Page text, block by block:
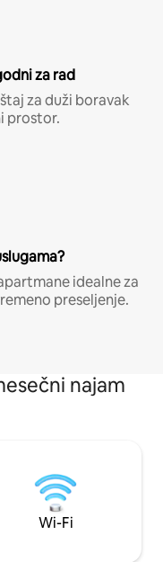
za rad
za duži boravak
prostor.
idealne za
preseljenje.
najam
Wi-Fi